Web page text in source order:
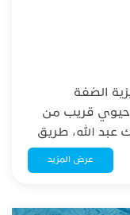
الضفة
حيوي قريب من
عبد الله، طريق
يجعلها
عرض المزيد